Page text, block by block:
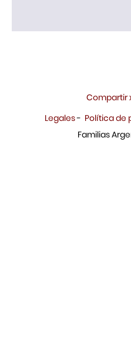
Compartir
Legales- Política de
Familias